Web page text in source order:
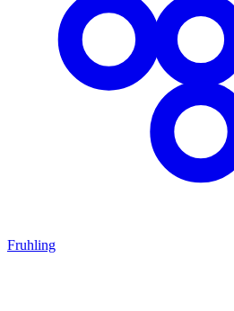
Fruhling